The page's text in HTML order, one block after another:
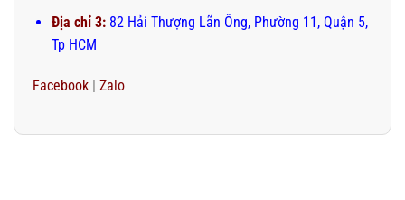
Địa chỉ 3:82 Hải Thượng Lãn Ông, Phường 11, Quận 5,
Tp HCM
Facebook Zalo